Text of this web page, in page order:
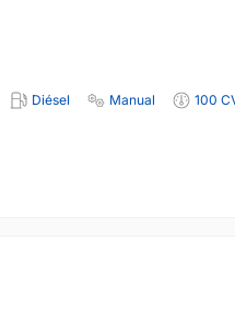
Diésel Manual 100